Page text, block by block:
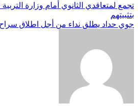
تجمع لمتعاقدي الثانوي أمام وزارة
بتثبيتهم
جوي حداد يطلق نداء من أجل اطلاق